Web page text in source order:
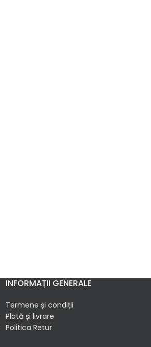
INFORMAȚII GENERALE
Termene și condiții
Plată și livrare
Politica Retur